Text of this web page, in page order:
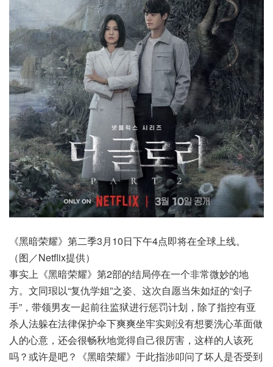
《黑暗荣耀》第二季3月10日下午4点即将在全球上线。
（图／Netflix提供）
事实上《黑暗荣耀》第2部的结局停在一个非常微妙的地
方。文同珢以“复仇学姐”之姿、这次自愿当朱如炡的“刽子
手”，带领男友一起前往监狱进行惩罚计划，除了指控有亚
杀人法躲在法律保护伞下爽爽坐牢实则没有想要洗心革面做
人的心意，还会很畅秋地觉得自己很厉害，这样的人该死
吗？或许是吧？《黑暗荣耀》于此指涉叩问了坏人是否受到